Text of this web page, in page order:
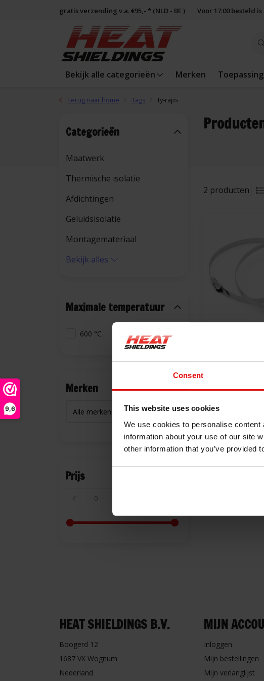
Consent
This website uses cookies
We use cookies to personalise
information about your use of our site
other information that you’ve provided
9,6
gratis verzending v.a. €95,- * (NLD - BE ) Voor 17:00 besteld
Bekijk alle categorieën Merken
Terug naar home Tags ty-raps
2 producten
Categorieën
Maatwerk
Thermische isolatie
Afdichtingen
Geluidsisolatie
Montagemateriaal
Bekijk alles
Maximale temperatuur
600 °C
Merken
Prijs
HEAT SHIELDINGS B.V.
Boogerd 12
1687 VX Wognum
Nederland
MIJN
Inloggen
Mijn bestellingen
Mijn verlanglijst